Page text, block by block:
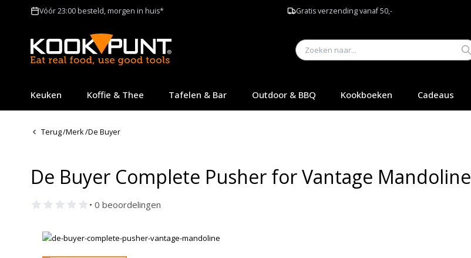
Vóór 23:00 besteld, morgen in huis* Gratis verzending vanaf 50,-
Keuken Koffie & Thee Tafelen & Bar Outdoor & BBQ Kookboeken Cadeaus
Terug/Merk/De Buyer
De Buyer Complete Pusher for Vantage Mandoline
• 0 beoordelingen